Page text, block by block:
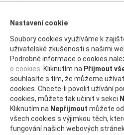
JIHOČESKÝ KRAJ
JIHOMORAVSKÝ KRAJ
KARLOVARSKÝ KRAJ
KRAJ VYSOČINA
KRÁLOVÉHRADECKÝ KRAJ
LIBERECKÝ KRAJ
MORAVSKOSLEZSKÝ KRAJ
Nastavení cookie
Soubory cookies využíváme k
uživatelské zkušenosti s našimi
Podrobné informace o cookies
o cookies . Kliknutím na Přijmout
souhlasíte s tím, že můžeme
cookies. Chcete-li povolit užívání
cookies, můžete tak učinit v sekci
Kliknutím na Nepřijmout můžete
všech cookies s výjimkou těch,
fungování našich webových